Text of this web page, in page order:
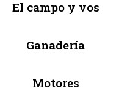
El campo y vos
Ganadería
Motores